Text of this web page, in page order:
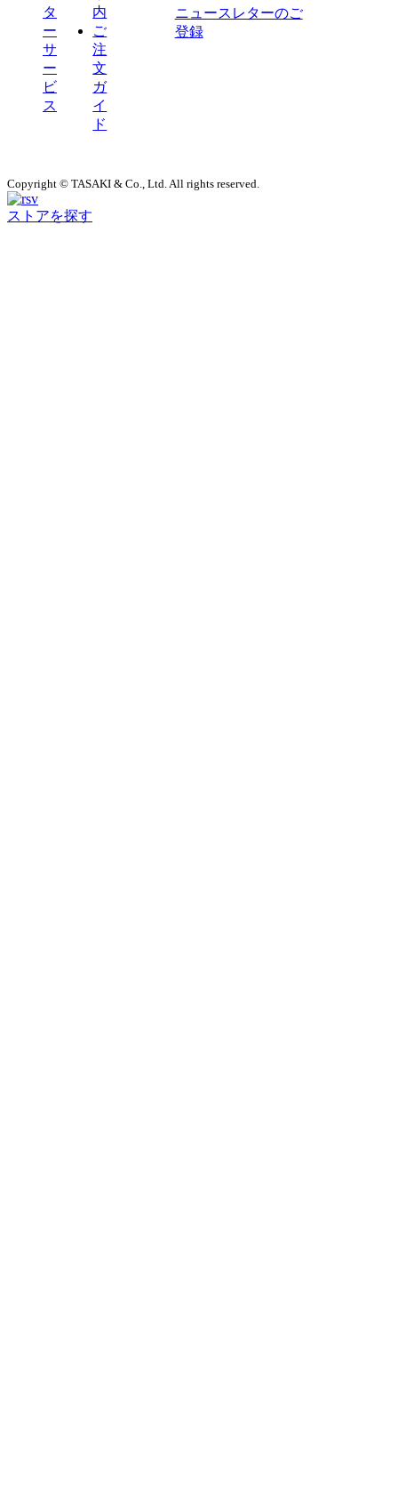
タ
ー
サ
ー
ビ
ス
内
ご
注
文
ガ
イ
ド
ニュースレターのご
登録
Copyright © TASAKI & Co., Ltd. All rights reserved.
ストアを探す